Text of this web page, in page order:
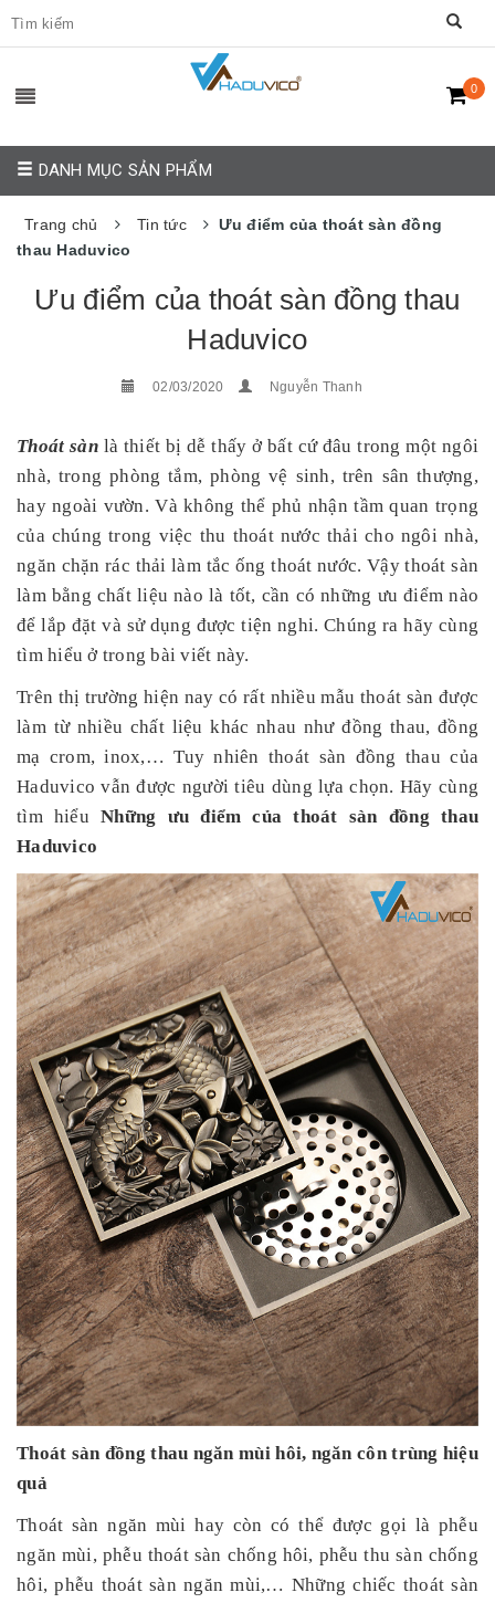
0
DANH MỤC SẢN PHẨM
Trang chủ Tin tức
Ưu điểm của thoát sàn đồng
thau Haduvico
Ưu điểm của thoát sàn đồng thau
Haduvico
02/03/2020 Nguyễn Thanh
Thoát sànlà thiết bị dễ thấy ở bất cứ đâu trong một ngôi
nhà, trong phòng tắm, phòng vệ sinh, trên sân thượng,
hay ngoài vườn. Và không thể phủ nhận tầm quan trọng
của chúng trong việc thu thoát nước thải cho ngôi nhà,
ngăn chặn rác thải làm tắc ống thoát nước. Vậy thoát sàn
làm bằng chất liệu nào là tốt, cần có những ưu điểm nào
để lắp đặt và sử dụng được tiện nghi. Chúng ra hãy cùng
tìm hiểu ở trong bài viết này.
Trên thị trường hiện nay có rất nhiều mẫu thoát sàn được
làm từ nhiều chất liệu khác nhau như đồng thau, đồng
mạ crom, inox,… Tuy nhiên thoát sàn đồng thau của
Haduvico vẫn được người tiêu dùng lựa chọn. Hãy cùng
tìm hiểuNhững ưu điểm của thoát sàn đồng thau
Haduvico
Thoát sàn đồng thau ngăn mùi hôi, ngăn côn trùng hiệu
quả
Thoát sàn ngăn mùi hay còn có thể được gọi là phễu
ngăn mùi, phễu thoát sàn chống hôi, phễu thu sàn chống
hôi, phễu thoát sàn ngăn mùi,… Những chiếc thoát sàn